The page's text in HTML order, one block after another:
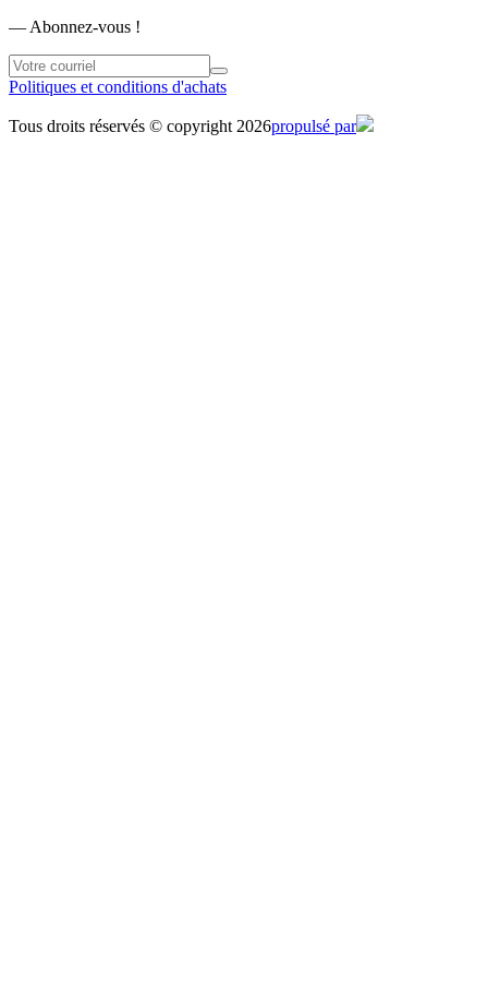
― Abonnez-vous !
Politiques et conditions d'achats
Tous droits réservés © copyright 2026propulsé par